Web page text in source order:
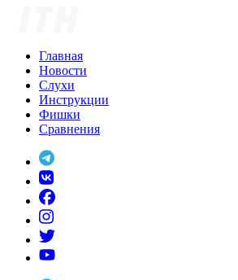
Главная
Новости
Слухи
Инструкции
Фишки
Сравнения